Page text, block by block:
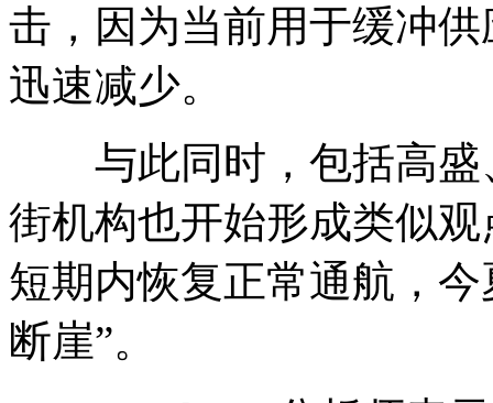
击，因为当前用于缓冲
迅速减少。
与此同时，包括高盛
街机构也开始形成类似
短期内恢复正常通航，
断崖”。